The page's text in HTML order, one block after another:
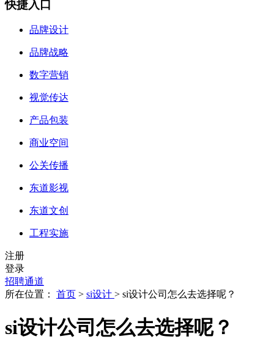
快捷入口
品牌设计
品牌战略
数字营销
视觉传达
产品包装
商业空间
公关传播
东道影视
东道文创
工程实施
注册
登录
招聘通道
所在位置： 首页 > si设计 > si设计公司怎么去选择呢？
si设计公司怎么去选择呢？